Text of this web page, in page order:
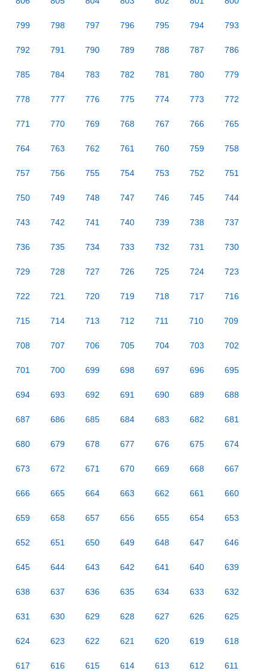
799 798 797 796 795 794 793
792 791 790 789 788 787 786
785 784 783 782 781 780 779
778 777 776 775 774 773 772
771 770 769 768 767 766 765
764 763 762 761 760 759 758
757 756 755 754 753 752 751
750 749 748 747 746 745 744
743 742 741 740 739 738 737
736 735 734 733 732 731 730
729 728 727 726 725 724 723
722 721 720 719 718 717 716
715 714 713 712 711 710 709
708 707 706 705 704 703 702
701 700 699 698 697 696 695
694 693 692 691 690 689 688
687 686 685 684 683 682 681
680 679 678 677 676 675 674
673 672 671 670 669 668 667
666 665 664 663 662 661 660
659 658 657 656 655 654 653
652 651 650 649 648 647 646
645 644 643 642 641 640 639
638 637 636 635 634 633 632
631 630 629 628 627 626 625
624 623 622 621 620 619 618
617 616 615 614 613 612 611